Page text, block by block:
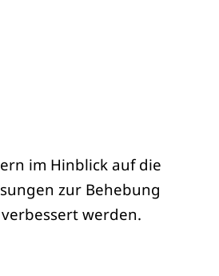
im Hinblick auf die
zur Behebung
werden.